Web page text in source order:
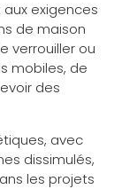
exigences
de maison
verrouiller ou
mobiles, de
des
avec
dissimulés,
les projets